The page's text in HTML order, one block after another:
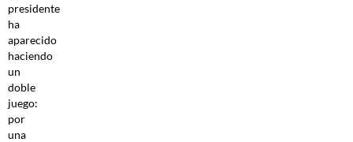
presidente
ha
aparecido
haciendo
un
doble
juego:
por
una